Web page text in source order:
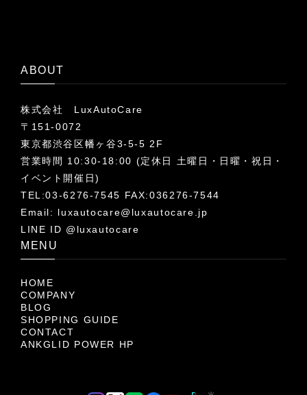
ABOUT
株式会社 LuxAutoCare
〒151-0072
東京都渋谷区幡ヶ谷3-5-5 2F
営業時間 10:30-18:00 (定休日 土曜日・日曜・祝日・
イベント開催日)
TEL:03-6276-7545 FAX:036276-7544
Email: luxautocare@luxautocare.jp
LINE ID @luxautocare
MENU
HOME
COMPANY
BLOG
SHOPPING GUIDE
CONTACT
ANKGLID POWER HP